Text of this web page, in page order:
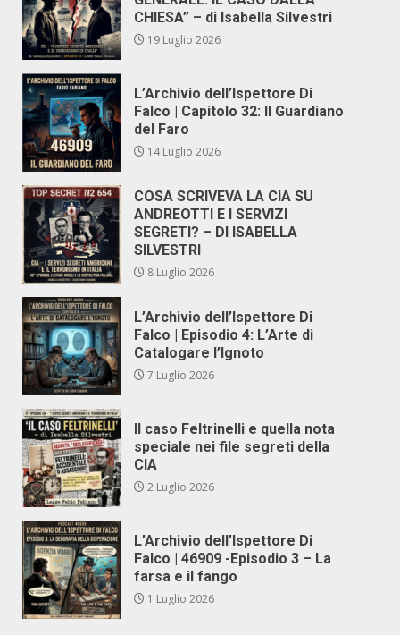
CHIESA” – di Isabella Silvestri
19 Luglio 2026
L’Archivio dell’Ispettore Di
Falco | Capitolo 32: Il Guardiano
del Faro
14 Luglio 2026
COSA SCRIVEVA LA CIA SU
ANDREOTTI E I SERVIZI
SEGRETI? – DI ISABELLA
SILVESTRI
8 Luglio 2026
L’Archivio dell’Ispettore Di
Falco | Episodio 4: L’Arte di
Catalogare l’Ignoto
7 Luglio 2026
Il caso Feltrinelli e quella nota
speciale nei file segreti della
CIA
2 Luglio 2026
L’Archivio dell’Ispettore Di
Falco | 46909 -Episodio 3 – La
farsa e il fango
1 Luglio 2026